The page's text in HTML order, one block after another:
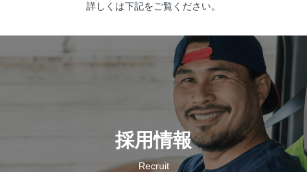
詳しくは下記をご覧ください。
採用情報
Recruit